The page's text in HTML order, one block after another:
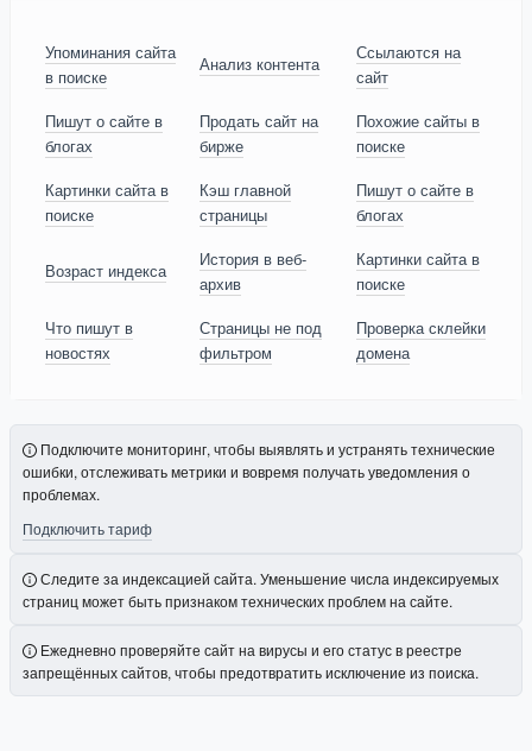
Упоминания сайта
в поиске
Анализ контента
Ссылаются на
сайт
Пишут о сайте в
блогах
Продать сайт на
бирже
Похожие сайты в
поиске
Картинки сайта в
поиске
Кэш главной
страницы
Пишут о сайте в
блогах
Возраст индекса
История в веб-
архив
Картинки сайта в
поиске
Что пишут в
новостях
Страницы не под
фильтром
Проверка склейки
домена
Подключите мониторинг, чтобы выявлять и устранять технические
ошибки, отслеживать метрики и вовремя получать уведомления о
проблемах.
Подключить тариф
Следите за индексацией сайта. Уменьшение числа индексируемых
страниц может быть признаком технических проблем на сайте.
Ежедневно проверяйте сайт на вирусы и его статус в реестре
запрещённых сайтов, чтобы предотвратить исключение из поиска.